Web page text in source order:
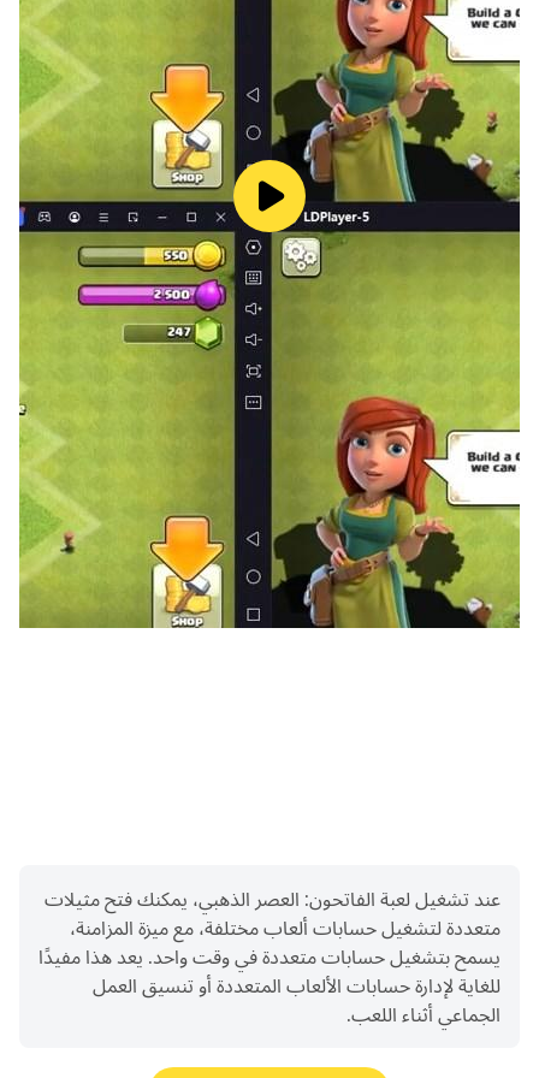
واتحد مع أصدقائك، واربح كل معركة في ساحات القتال المختلفة!
☆انضم إلى حلف وقاتل لتصبح ملكًا☆
الأحلاف هي أساس البقاء. انضم إلى حلف قوي أو أنشئ تحالفك
الخاص من الصفر. اتصل بحلفائك وشارك في لعبة الأحلاف المكثفة
والمثيرة، وحروب الأحلاف، ومعارك الأراضي، وحروب القصر، ومعارك
عبر الخوادم، وحروب الإمبراطورية العظمى والأراضي المفقودة، وما
إلى ذلك. في أمواج الرمال، هل يمكنك الفوز بالنصر النهائي،
والحصول على أعلى سلطة وسمعة معروفة، وقيادة العالم؟
اكتشف الكنوز، وإمبراطور العاصفة، والصحراء الثائرة، والصرح
المصقول، وما إلى ذلك. تمنحك طريقة اللعب هذه ذات الخصائص
العربية الكثير من الحداثة. استمتع بمتعة اللعب أثناء استكشاف
الكنوز العديدة والحصول عليها!
☆تفاعل اجتماعي رائع ودردشة سلسة☆
تتيح لك الوظائف الاجتماعية القوية، والترجمة الفورية بلغات
متعددة، ودردشة المملكة، ودردشة الأحلاف، والدردشة الخاصة، أو
الدردشات الجماعية المتنوعة، التواصل مع الأمراء من مختلف
عند تشغيل لعبة الفاتحون: العصر الذهبي، يمكنك فتح مثيلات
متعددة لتشغيل حسابات ألعاب مختلفة، مع ميزة المزامنة،
يسمح بتشغيل حسابات متعددة في وقت واحد. يعد هذا مفيدًا
للغاية لإدارة حسابات الألعاب المتعددة أو تنسيق العمل
الجماعي أثناء اللعب.